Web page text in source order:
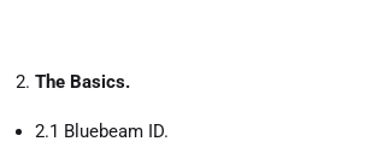
The Basics.
2.1 Bluebeam ID.